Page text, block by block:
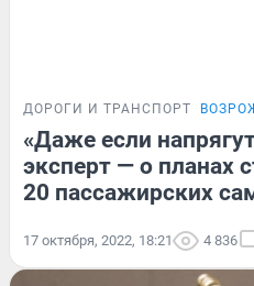
ДОРОГИ И ТРАНСПОРТ
«Даже если
эксперт — о планах
20 пассажирских
17 октября, 2022, 18:21 4 836